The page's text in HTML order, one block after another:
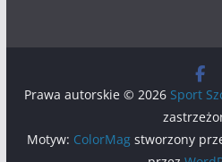
Prawa autorskie © 2026 Sport
Motyw: ColorMag stworzony